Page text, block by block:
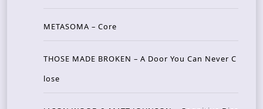
METASOMA – Core
THOSE MADE BROKEN – A Door You Can Never C
lose